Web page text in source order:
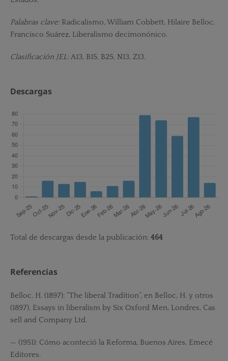
Palabras clave: Radicalismo, William Cobbett, Hilaire Belloc,
Francisco Suárez, Liberalismo decimonónico.
Clasificación JEL:A13, B15, B25, N13, Z13.
Descargas
Total de descargas desde la publicación: 464
Referencias
Belloc, H. (1897): “The liberal Tradition”, en Belloc, H. y otros
(1897), Essays in liberalism by Six Oxford Men, Londres, Cas
sell and Company Ltd.
— (1951): Cómo aconteció la Reforma, Buenos Aires, Emecé
Editores.